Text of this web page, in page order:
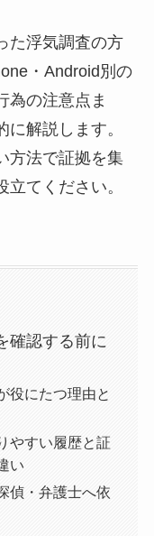
た浮気調査の方
・Android別の
為の注意点ま
解説します。
方法で証拠を集
てください。
確認する前に
役にたつ理由と
やすい履歴と証
い
偵・弁護士へ依